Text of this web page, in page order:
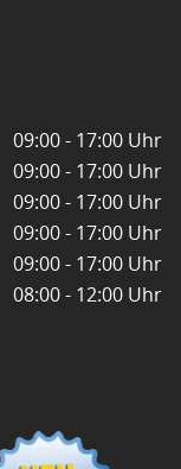
09:00 - 17:00 Uhr
09:00 - 17:00 Uhr
09:00 - 17:00 Uhr
09:00 - 17:00 Uhr
09:00 - 17:00 Uhr
08:00 - 12:00 Uhr